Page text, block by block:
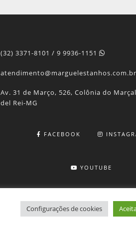
(32) 3371-8101 / 9 9936-1151
atendimento@marguelestanhos.com.br
Av. 31 de Março, 526, Colônia do
del Rei-MG
FACEBOOK
YOUTUBE
Configurações de cookies